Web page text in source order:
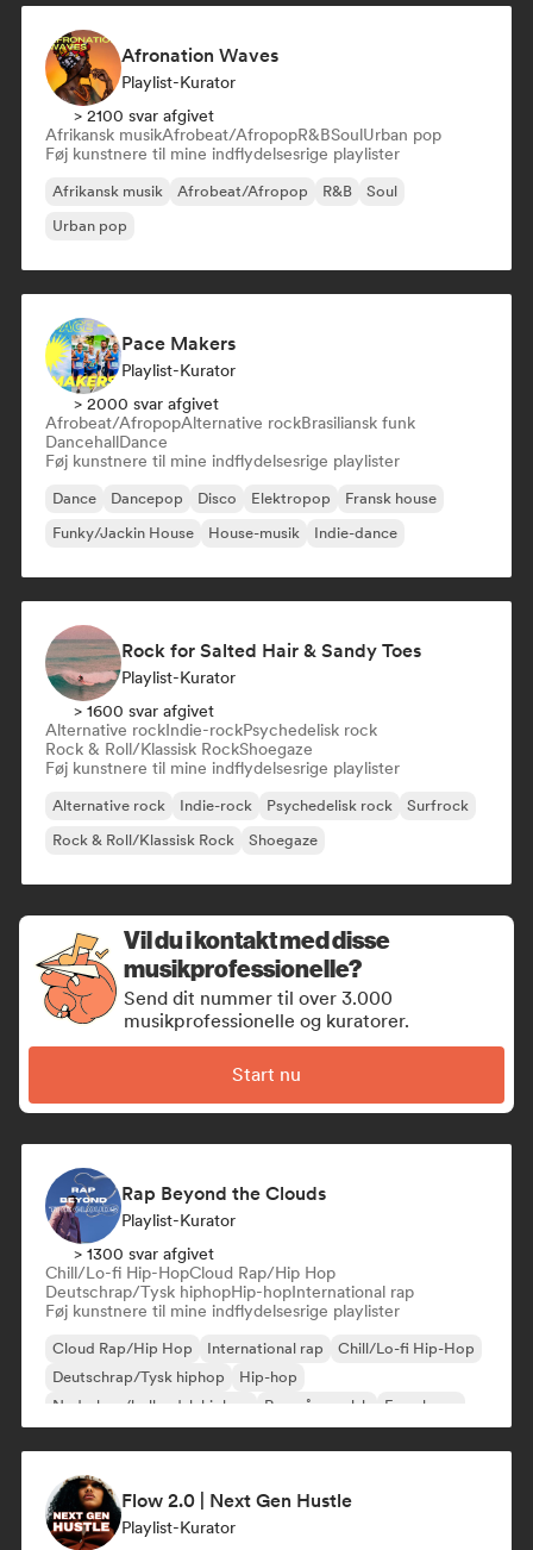
Afronation Waves
Playlist-Kurator
> 2100 svar afgivet
Afrikansk musikAfrobeat/AfropopR&BSoulUrban pop
Føj kunstnere til mine indflydelsesrige playlister
Afrikansk musik Afrobeat/Afropop R&B
Soul
Urban pop
Pace Makers
Playlist-Kurator
> 2000 svar afgivet
Afrobeat/AfropopAlternative rockBrasiliansk funk
DancehallDance
Føj kunstnere til mine indflydelsesrige playlister
Dance Dancepop Disco Elektropop
Fransk house
Funky/Jackin House
House-musik Indie-dance
Rock for Salted Hair & Sandy Toes
Playlist-Kurator
> 1600 svar afgivet
Alternative rockIndie-rockPsychedelisk rock
Rock & Roll/Klassisk RockShoegaze
Føj kunstnere til mine indflydelsesrige playlister
Alternative rock Indie-rock Psychedelisk rock
Surfrock
Rock & Roll/Klassisk Rock
Shoegaze
Vil du i kontakt med disse
musikprofessionelle?
Send dit nummer til over 3.000
musikprofessionelle og kuratorer.
Start nu
Rap Beyond the Clouds
Playlist-Kurator
> 1300 svar afgivet
Chill/Lo-fi Hip-HopCloud Rap/Hip Hop
Deutschrap/Tysk hiphopHip-hopInternational rap
Føj kunstnere til mine indflydelsesrige playlister
Cloud Rap/Hip Hop International rap
Chill/Lo-fi Hip-Hop
Deutschrap/Tysk hiphop
Hip-hop
Nederhop/hollandsk hiphop
Rap på engelsk Fransk rap
Flow 2.0 | Next Gen Hustle
Playlist-Kurator